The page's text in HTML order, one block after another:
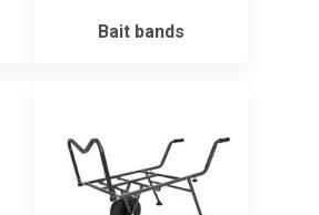
Bait bands